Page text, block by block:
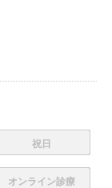
祝日
オンライン診療